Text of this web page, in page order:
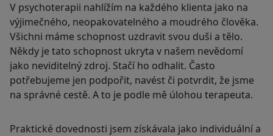
V psychoterapii nahlížím na každého klienta jako na
výjimečného, neopakovatelného a moudrého člověka.
Všichni máme schopnost uzdravit svou duši a tělo.
Někdy je tato schopnost ukryta v našem nevědomí
jako neviditelný zdroj. Stačí ho odhalit. Často
potřebujeme jen podpořit, navést či potvrdit, že jsme
na správné cestě. A to je podle mě úlohou terapeuta.
Praktické dovednosti jsem získávala jako individuální a